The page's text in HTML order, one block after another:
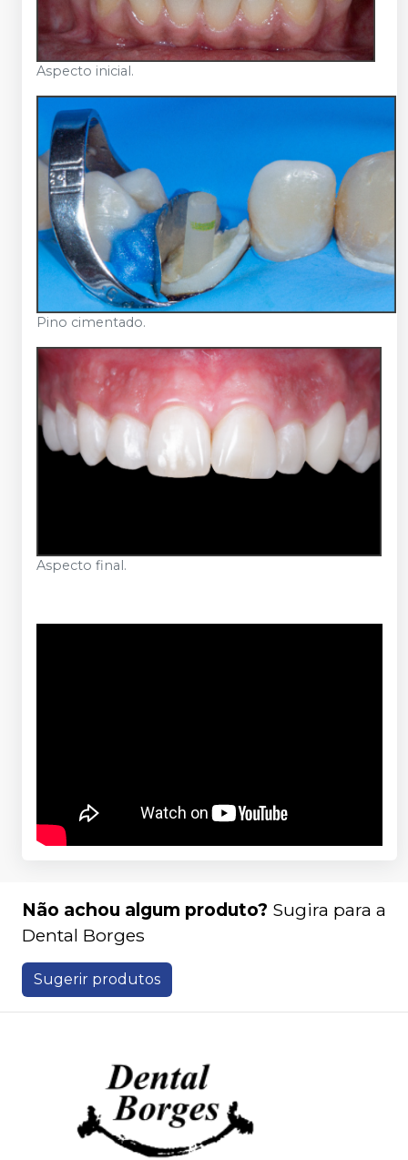
Aspecto inicial.
Pino cimentado.
Aspecto final.
Não achou algum produto? Sugira para a
Dental Borges
Sugerir produtos